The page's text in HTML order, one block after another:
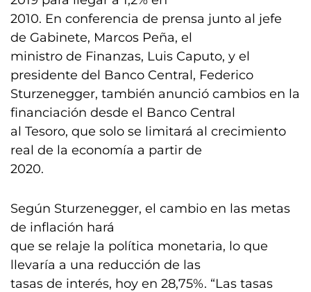
2010. En conferencia de prensa junto al jefe
de Gabinete, Marcos Peña, el
ministro de Finanzas, Luis Caputo, y el
presidente del Banco Central, Federico
Sturzenegger, también anunció cambios en la
financiación desde el Banco Central
al Tesoro, que solo se limitará al crecimiento
real de la economía a partir de
2020.
Según Sturzenegger, el cambio en las metas
de inflación hará
que se relaje la política monetaria, lo que
llevaría a una reducción de las
tasas de interés, hoy en 28,75%. “Las tasas